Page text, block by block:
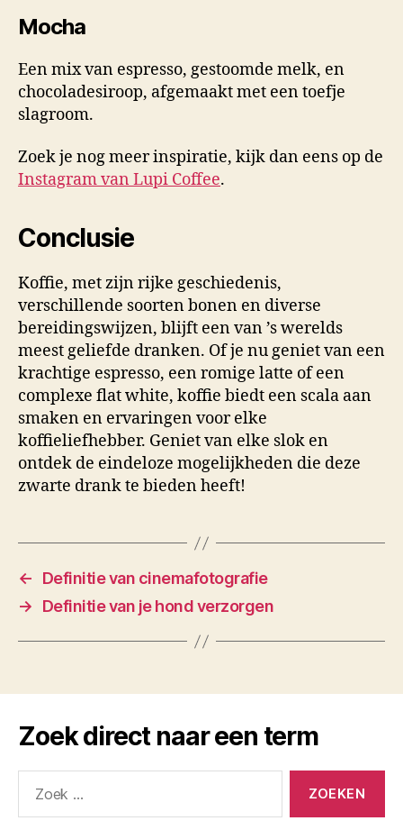
Mocha
Een mix van espresso, gestoomde melk, en
chocoladesiroop, afgemaakt met een toefje
slagroom.
Zoek je nog meer inspiratie, kijk dan eens op de
Instagram van Lupi Coffee.
Conclusie
Koffie, met zijn rijke geschiedenis,
verschillende soorten bonen en diverse
bereidingswijzen, blijft een van ’s werelds
meest geliefde dranken. Of je nu geniet van een
krachtige espresso, een romige latte of een
complexe flat white, koffie biedt een scala aan
smaken en ervaringen voor elke
koffieliefhebber. Geniet van elke slok en
ontdek de eindeloze mogelijkheden die deze
zwarte drank te bieden heeft!
←
Definitie van cinemafotografie
→
Definitie van je hond verzorgen
Zoek direct naar een term
naar: